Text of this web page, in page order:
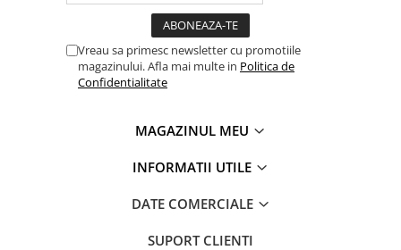
Vreau sa primesc newsletter cu promotiile
magazinului. Afla mai multe in Politica de
Confidentialitate
MAGAZINUL MEU
INFORMATII UTILE
DATE COMERCIALE
SUPORT CLIENTI